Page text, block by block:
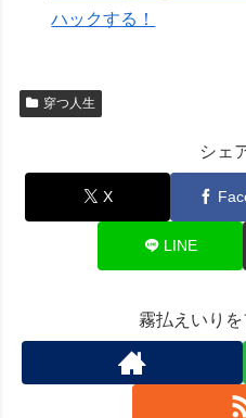
ハックする！
穿つ人生
シェ
X
LINE
霧払えいり